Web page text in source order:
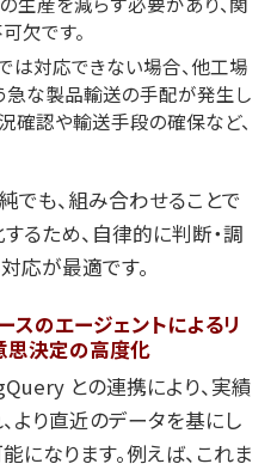
欠です。
は対応できない場合、他工場
急な製品輸送の手配が発生し
確認や輸送手段の確保など、
も、組み合わせることで
るため、自律的に判断・調
応が最適です。
スのエージェントによるリ
思決定の高度化
との連携により、実績
より直近のデータを基にし
なります。例えば、これま